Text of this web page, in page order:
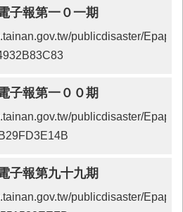
子報第一０一期
publicdisaster/
子報第一００期
publicdisaster/
子報第九十九期
publicdisaster/